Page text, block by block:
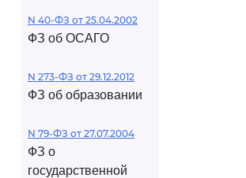
N 40-ФЗ от 25.04.2002
ФЗ об ОСАГО
N 273-ФЗ от 29.12.2012
ФЗ об образовании
N 79-ФЗ от 27.07.2004
ФЗ о
государственной